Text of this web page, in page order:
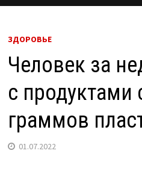
ЗДОРОВЬЕ
Человек за
с продуктами
граммов
01.07.2022